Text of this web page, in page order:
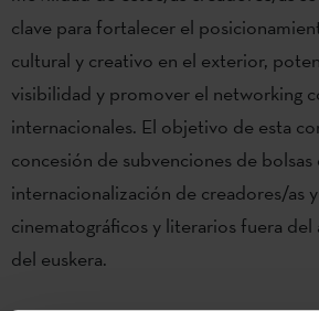
clave para fortalecer el
cultural y creativo en el exterior,
visibilidad y promover el networking
internacionales. El objetivo de esta
concesión de subvenciones de bolsas
internacionalización de creadores/as
cinematográficos y literarios fuera
del euskera.